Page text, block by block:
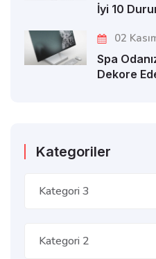
İyi 10
02
Spa
Dekore
Kategoriler
Kategori 3
Kategori 2